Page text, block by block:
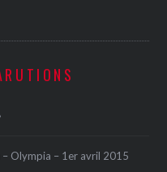
Olympia – 1er avril 2015